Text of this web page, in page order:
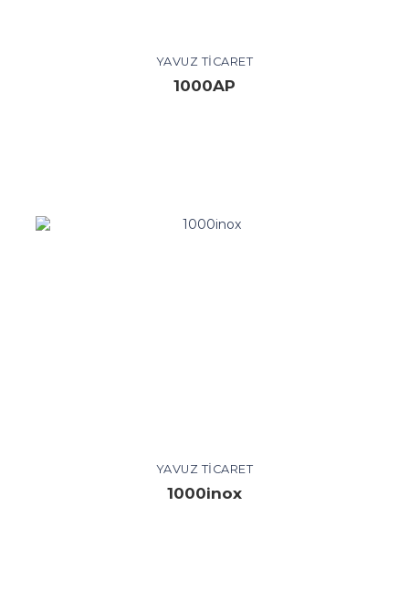
YAVUZ TICARET
1000AP
YAVUZ TICARET
1000inox